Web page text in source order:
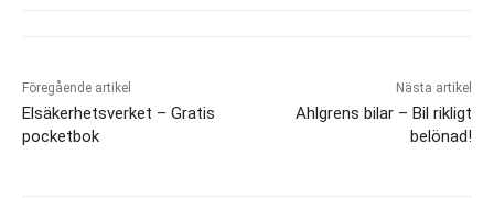
Föregående artikel
Elsäkerhetsverket – Gratis
pocketbok
Nästa artikel
Ahlgrens bilar – Bil rikligt
belönad!